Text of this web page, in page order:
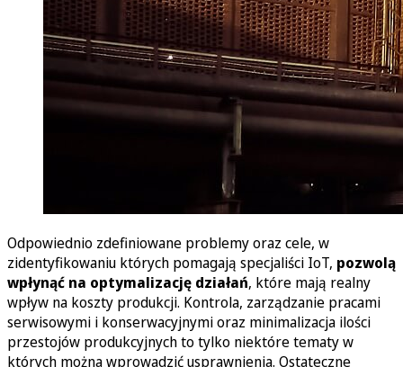
Odpowiednio zdefiniowane problemy oraz cele, w
zidentyfikowaniu których pomagają specjaliści IoT, pozwolą
wpłynąć na optymalizację działań, które mają realny
wpływ na koszty produkcji. Kontrola, zarządzanie pracami
serwisowymi i konserwacyjnymi oraz minimalizacja ilości
przestojów produkcyjnych to tylko niektóre tematy w
których można wprowadzić usprawnienia. Ostateczne